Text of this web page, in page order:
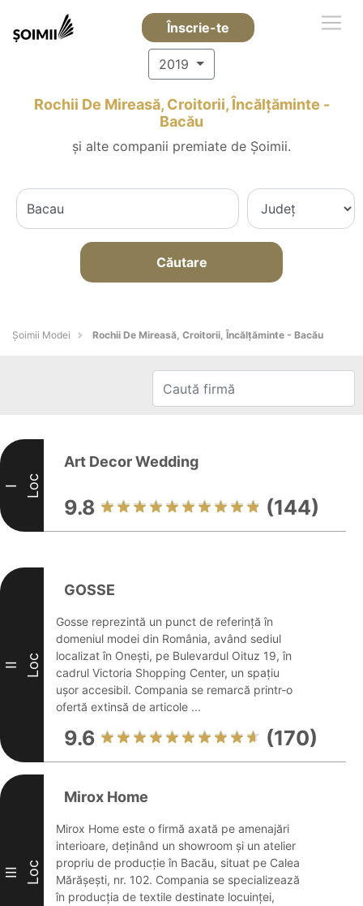
Înscrie-te
2019
Rochii De Mireasă, Croitorii, Încălțăminte -
Bacău
și alte companii premiate de Șoimii.
Căutare
Șoimii Modei Rochii De Mireasă, Croitorii, Încălțăminte - Bacău
I Loc
Art Decor Wedding
9.8 (144)
II Loc
GOSSE
Gosse reprezintă un punct de referință în
domeniul modei din România, având sediul
localizat în Onești, pe Bulevardul Oituz 19, în
cadrul Victoria Shopping Center, un spațiu
ușor accesibil. Compania se remarcă printr-o
ofertă extinsă de articole ...
9.6 (170)
III Loc
Mirox Home
Mirox Home este o firmă axată pe amenajări
interioare, deținând un showroom și un atelier
propriu de producție în Bacău, situat pe Calea
Mărășești, nr. 102. Compania se specializează
în producția de textile destinate locuinței,